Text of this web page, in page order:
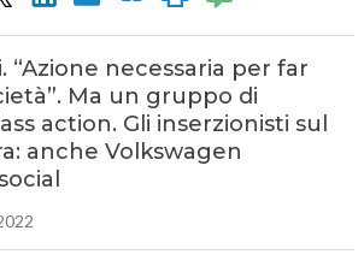
“Azione necessaria per far
Ma un gruppo di
action. Gli inserzionisti sul
anche Volkswagen